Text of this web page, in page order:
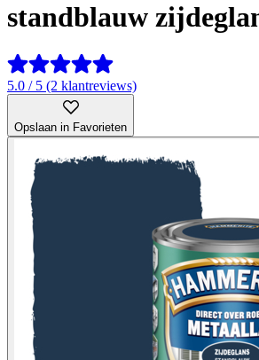
standblauw
5.0 / 5 (2 klantreviews)
Opslaan in Favorieten